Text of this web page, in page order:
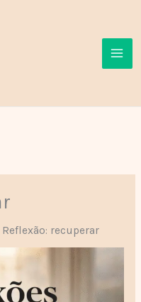
Reflexão: recuperar